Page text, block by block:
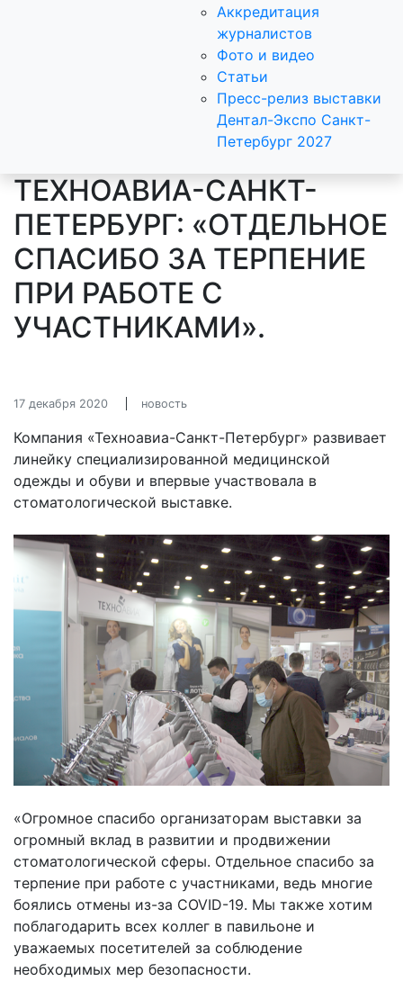
Аккредитация
журналистов
Фото и видео
Статьи
Пресс-релиз выставки
Дентал-Экспо Санкт-
Петербург 2027
ТЕХНОАВИА-САНКТ-
ПЕТЕРБУРГ: «ОТДЕЛЬНОЕ
СПАСИБО ЗА ТЕРПЕНИЕ
ПРИ РАБОТЕ С
УЧАСТНИКАМИ».
17 декабря 2020 новость
Компания «Техноавиа-Санкт-Петербург» развивает
линейку специализированной медицинской
одежды и обуви и впервые участвовала в
стоматологической выставке.
«Огромное спасибо организаторам выставки за
огромный вклад в развитии и продвижении
стоматологической сферы. Отдельное спасибо за
терпение при работе с участниками, ведь многие
боялись отмены из-за COVID-19. Мы также хотим
поблагодарить всех коллег в павильоне и
уважаемых посетителей за соблюдение
необходимых мер безопасности.